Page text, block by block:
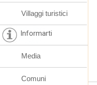
Villaggi turistici
Informarti
Media
Comuni